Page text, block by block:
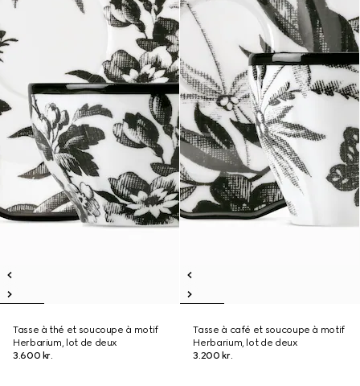
Tasse à thé et soucoupe à motif
Herbarium, lot de deux
3.600 kr.
Tasse à café et soucoupe à motif
Herbarium, lot de deux
3.200 kr.